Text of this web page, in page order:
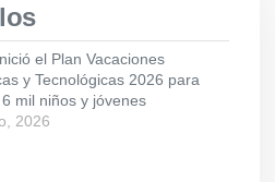
el Plan Vacaciones
y Tecnológicas 2026 para
mil niños y jóvenes
2026